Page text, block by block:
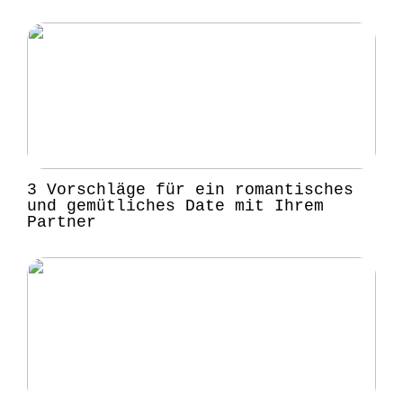
3 Vorschläge für ein romantisches
und gemütliches Date mit Ihrem
Partner